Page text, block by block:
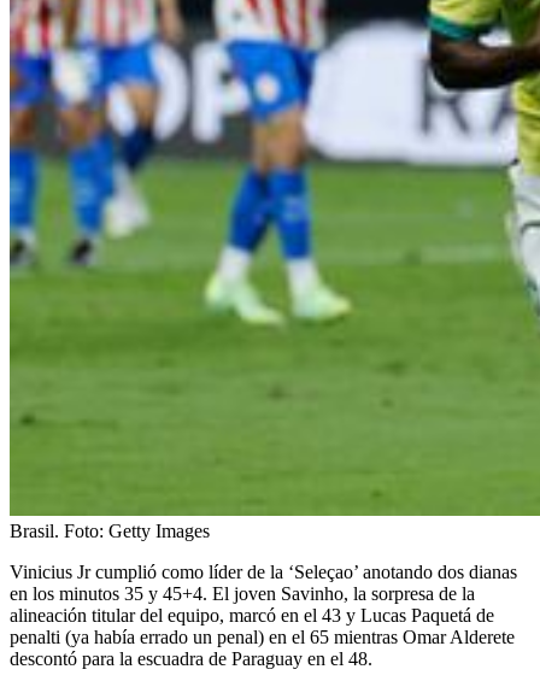
Brasil. Foto: Getty Images
Vinicius Jr cumplió como líder de la ‘Seleçao’ anotando dos dianas
en los minutos 35 y 45+4. El joven Savinho, la sorpresa de la
alineación titular del equipo, marcó en el 43 y Lucas Paquetá de
penalti (ya había errado un penal) en el 65 mientras Omar Alderete
descontó para la escuadra de Paraguay en el 48.